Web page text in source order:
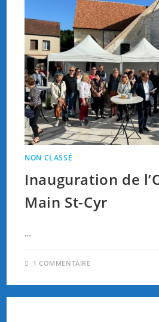
NON CLASSÉ
Inauguration de
Main St-Cyr
…
1 COMMENTAIRE